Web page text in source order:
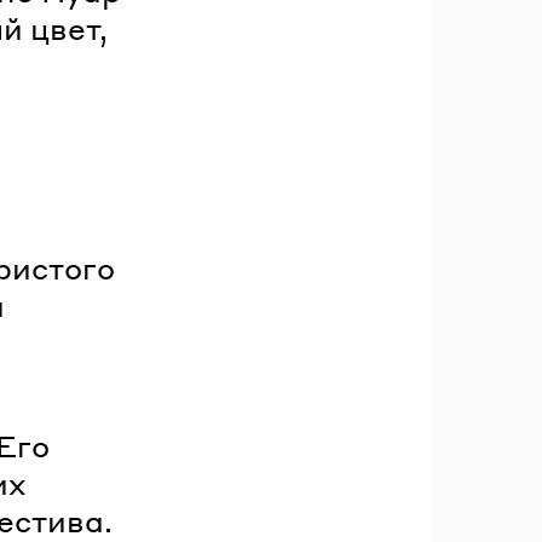
цвет,